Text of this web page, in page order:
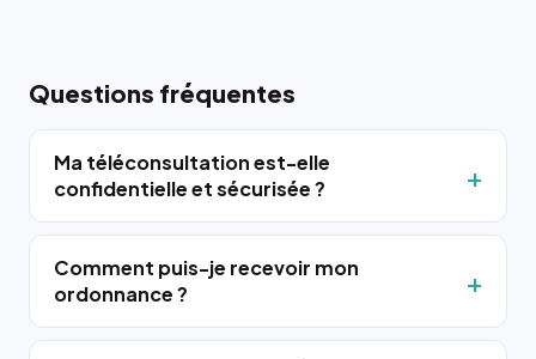
Questions fréquentes
Ma téléconsultation est-elle
confidentielle et sécurisée ?
Comment puis-je recevoir mon
ordonnance ?